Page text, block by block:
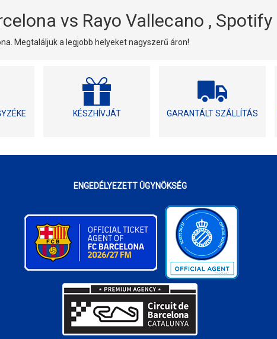
vs Rayo Vallecano ,
Megtaláljuk a legjobb helyeket nagyszerű áron!
KÉSZHÍVJÁT GARANTÁLT SZÁLLÍTÁS
ENGEDÉLYEZETT ÜGYNÖKSÉG